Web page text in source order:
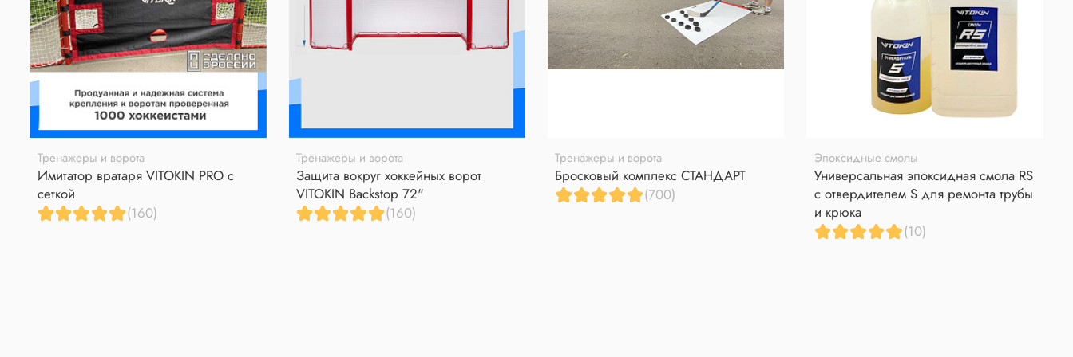
Тренажеры и ворота
Имитатор вратаря VITOKIN PRO с
сеткой
(160)
Тренажеры и ворота
Защита вокруг хоккейных ворот
VITOKIN Backstop 72"
(160)
Тренажеры и ворота
Бросковый комплекс СТАНДАРТ
(700)
Эпоксидные смолы
Универсальная эпоксидная смола RS
с отвердителем S для ремонта трубы
и крюка
(10)